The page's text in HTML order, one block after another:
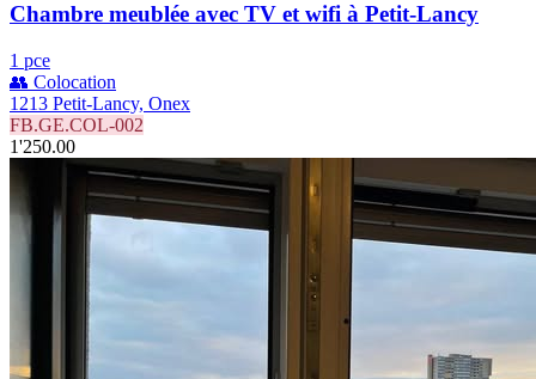
Chambre meublée avec TV et wifi à Petit-Lancy
1 pce
👥 Colocation
1213 Petit-Lancy, Onex
FB.GE.COL-002
1'250.00